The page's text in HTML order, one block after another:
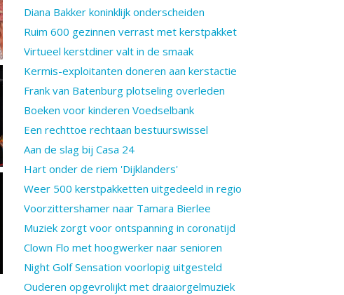
Diana Bakker koninklijk onderscheiden
Ruim 600 gezinnen verrast met kerstpakket
Virtueel kerstdiner valt in de smaak
Kermis-exploitanten doneren aan kerstactie
Frank van Batenburg plotseling overleden
Boeken voor kinderen Voedselbank
Een rechttoe rechtaan bestuurswissel
Aan de slag bij Casa 24
Hart onder de riem 'Dijklanders'
Weer 500 kerstpakketten uitgedeeld in regio
Voorzittershamer naar Tamara Bierlee
Muziek zorgt voor ontspanning in coronatijd
Clown Flo met hoogwerker naar senioren
Night Golf Sensation voorlopig uitgesteld
Ouderen opgevrolijkt met draaiorgelmuziek